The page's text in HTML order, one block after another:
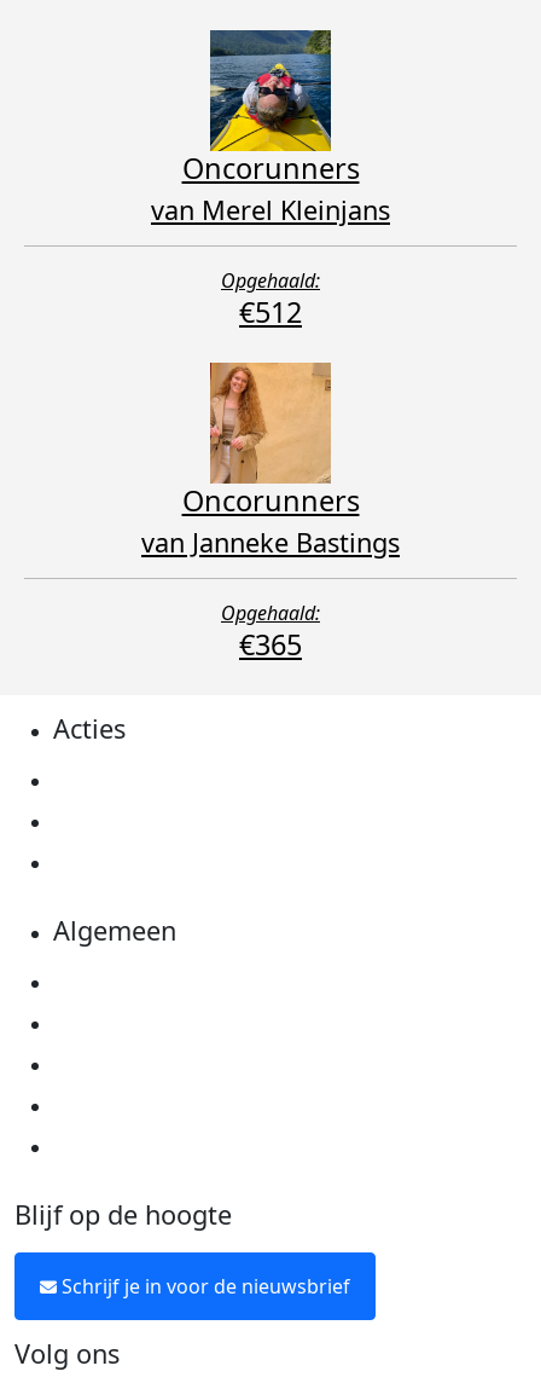
Oncorunners
van Merel Kleinjans
Opgehaald:
€512
Oncorunners
van Janneke Bastings
Opgehaald:
€365
Acties
Algemeen
Blijf op de hoogte
Schrijf je in voor de nieuwsbrief
Volg ons